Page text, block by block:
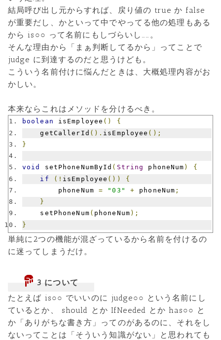
結局呼び出し元からすれば、戻り値の true か false
が重要だし、かといって中でやってる他の処理もある
から is○○ って名前にもしづらいし……。
そんな理由から「まぁ判断してるから」ってことで
judge に到達するのだと思うけども。
こういう名前付けに悩んだときは、大概処理内容がお
かしい。
本来ならこれはメソッドを分けるべき。
boolean isEmployee ()
{
    getCallerId
(). isEmployee ();
}
void setPhoneNumById ( String phoneNum )
{
if
(! isEmployee ())
{
        phoneNum
= "03" + phoneNum ;
}
    setPhoneNum
( phoneNum );
}
単純に2つの機能が混ざっているから名前を付けるの
に迷ってしまうだけ。
3 について
たとえば is○○ でいいのに judge○○ という名前にし
ているとか、 should とか IfNeeded とか has○○ と
か「ありがちな書き方」ってのがあるのに、それをし
ないってことは「そういう知識がない」と思われても